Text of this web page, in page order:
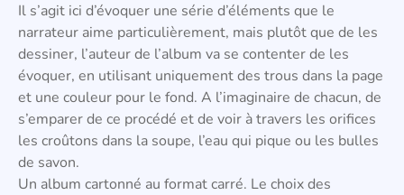
Il s’agit ici d’évoquer une série d’éléments que le
narrateur aime particulièrement, mais plutôt que de les
dessiner, l’auteur de l’album va se contenter de les
évoquer, en utilisant uniquement des trous dans la page
et une couleur pour le fond. A l’imaginaire de chacun, de
s’emparer de ce procédé et de voir à travers les orifices
les croûtons dans la soupe, l’eau qui pique ou les bulles
de savon.
Un album cartonné au format carré. Le choix des